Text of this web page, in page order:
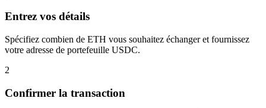
Entrez vos détails
Spécifiez combien de ETH vous souhaitez échanger et fournissez
votre adresse de portefeuille USDC.
2
Confirmer la transaction